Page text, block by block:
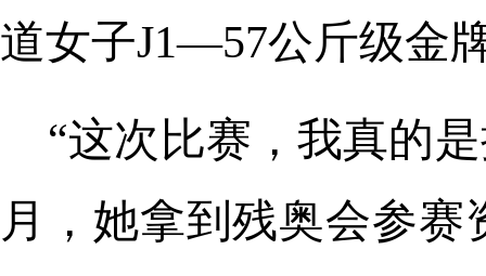
道女子J1—57公斤级金
“这次比赛，我真的
月，她拿到残奥会参